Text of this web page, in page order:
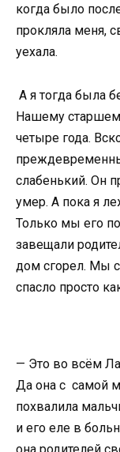
когда было
прокляла меня,
уехала.
А я тогда была
Нашему
четыре года.
слабенький. Он
умер. А пока я
Только мы его
завещали
дом сгорел. Мы
спасло просто
— Это во всём
Да она с самой
похвалила
и его еле в